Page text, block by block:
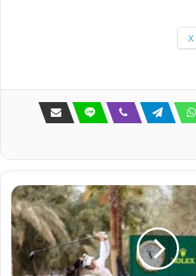
X